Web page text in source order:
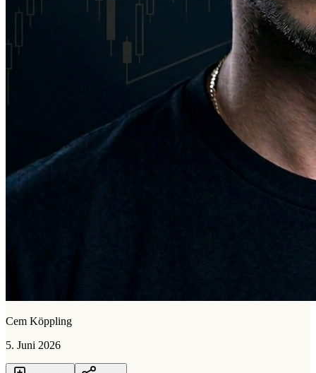
Cem Köppling
5. Juni 2026